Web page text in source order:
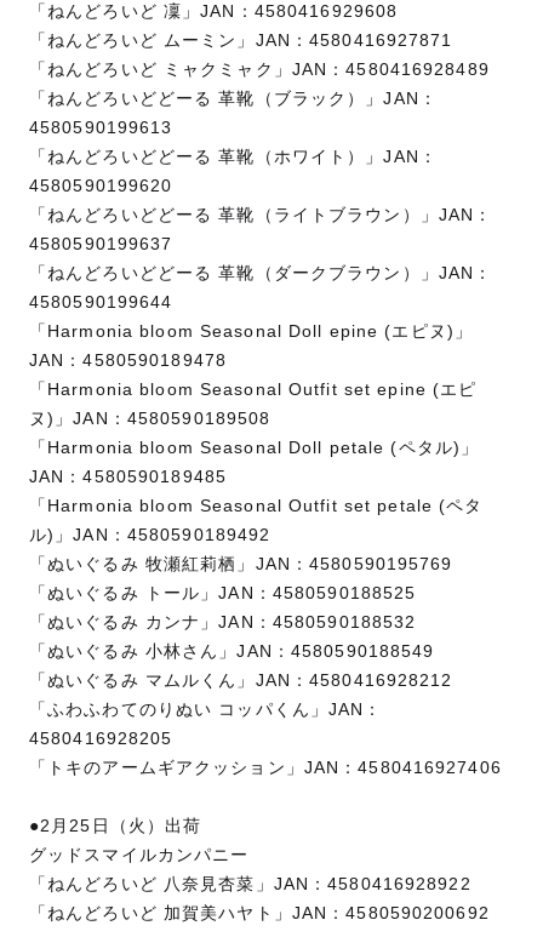
「ねんどろいど 凜」JAN：4580416929608
「ねんどろいど ムーミン」JAN：4580416927871
「ねんどろいど ミャクミャク」JAN：4580416928489
「ねんどろいどどーる 革靴（ブラック）」JAN：
4580590199613
「ねんどろいどどーる 革靴（ホワイト）」JAN：
4580590199620
「ねんどろいどどーる 革靴（ライトブラウン）」JAN：
4580590199637
「ねんどろいどどーる 革靴（ダークブラウン）」JAN：
4580590199644
「Harmonia bloom Seasonal Doll epine (エピヌ)」
JAN：4580590189478
「Harmonia bloom Seasonal Outfit set epine (エピ
ヌ)」JAN：4580590189508
「Harmonia bloom Seasonal Doll petale (ペタル)」
JAN：4580590189485
「Harmonia bloom Seasonal Outfit set petale (ペタ
ル)」JAN：4580590189492
「ぬいぐるみ 牧瀬紅莉栖」JAN：4580590195769
「ぬいぐるみ トール」JAN：4580590188525
「ぬいぐるみ カンナ」JAN：4580590188532
「ぬいぐるみ 小林さん」JAN：4580590188549
「ぬいぐるみ マムルくん」JAN：4580416928212
「ふわふわてのりぬい コッパくん」JAN：
4580416928205
「トキのアームギアクッション」JAN：4580416927406
●2月25日（火）出荷
グッドスマイルカンパニー
「ねんどろいど 八奈見杏菜」JAN：4580416928922
「ねんどろいど 加賀美ハヤト」JAN：4580590200692